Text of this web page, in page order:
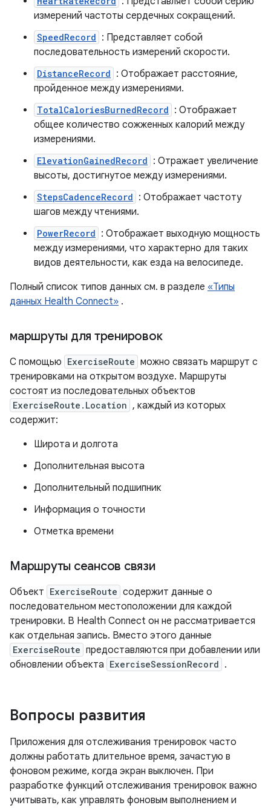
измерений частоты сердечных сокращений.
SpeedRecord : Представляет собой
последовательность измерений скорости.
DistanceRecord : Отображает расстояние,
пройденное между измерениями.
TotalCaloriesBurnedRecord : Отображает
общее количество сожженных калорий между
измерениями.
ElevationGainedRecord : Отражает увеличение
высоты, достигнутое между измерениями.
StepsCadenceRecord : Отображает частоту
шагов между чтениями.
PowerRecord : Отображает выходную мощность
между измерениями, что характерно для таких
видов деятельности, как езда на велосипеде.
Полный список типов данных см. в разделе «Типы
данных Health Connect» .
маршруты для тренировок
С помощью ExerciseRoute можно связать маршрут с
тренировками на открытом воздухе. Маршруты
состоят из последовательных объектов
ExerciseRoute.Location , каждый из которых
содержит:
Широта и долгота
Дополнительная высота
Дополнительный подшипник
Информация о точности
Отметка времени
Маршруты сеансов связи
Объект ExerciseRoute содержит данные о
последовательном местоположении для каждой
тренировки. В Health Connect он не рассматривается
как отдельная запись. Вместо этого данные
ExerciseRoute предоставляются при добавлении или
обновлении объекта ExerciseSessionRecord .
Вопросы развития
Приложения для отслеживания тренировок часто
должны работать длительное время, зачастую в
фоновом режиме, когда экран выключен. При
разработке функций отслеживания тренировок важно
учитывать, как управлять фоновым выполнением и